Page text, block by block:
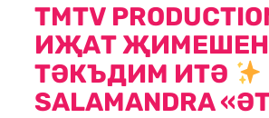
TMTV
ИҖАТ ҖИМЕШЕН
ТӘКЪДИМ ИТӘ
SALAMANDRA